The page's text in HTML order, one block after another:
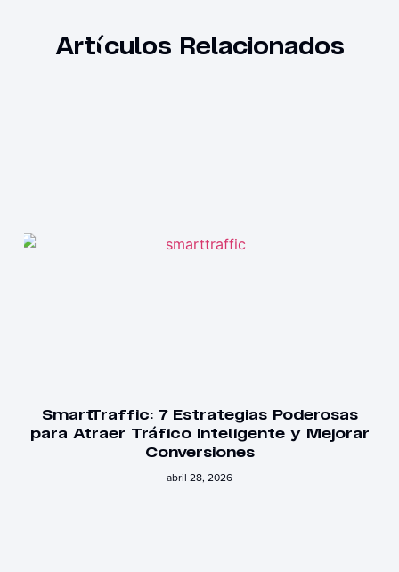
Artículos Relacionados
SmartTraffic: 7 Estrategias Poderosas
para Atraer Tráfico Inteligente y Mejorar
Conversiones
abril 28, 2026